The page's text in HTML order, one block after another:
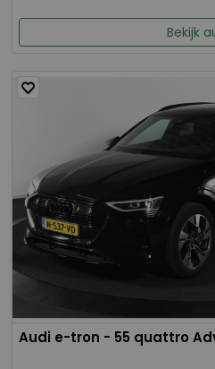
Bekijk
Audi e-tron - 55 quattro